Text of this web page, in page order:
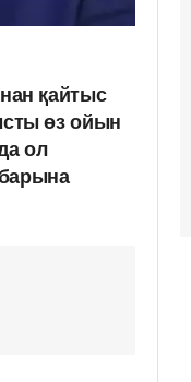
қайтыс
өз ойын
ол